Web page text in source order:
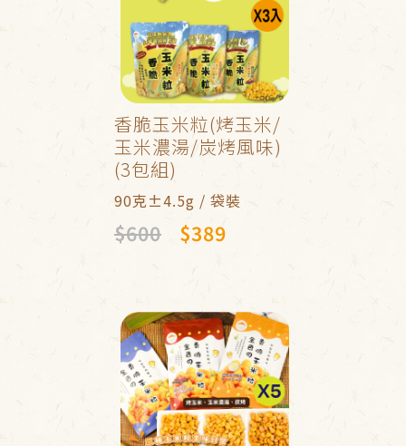
香脆玉米粒(烤玉米/
玉米濃湯/炭烤風味)
(3包組)
90克±4.5g / 袋裝
$600 $389